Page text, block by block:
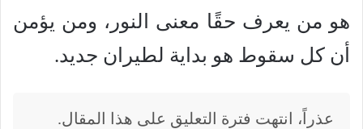
هو من يعرف حقًا معنى النور، ومن يؤمن
أن كل سقوط هو بداية لطيران جديد.
عذراً، انتهت فترة التعليق على هذا المقال.